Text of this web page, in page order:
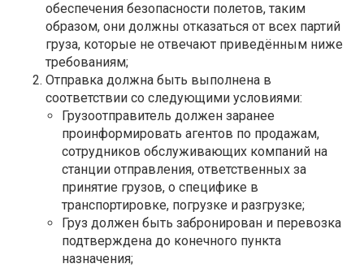
обеспечения безопасности полетов, таким
образом, они должны отказаться от всех партий
груза, которые не отвечают приведённым ниже
требованиям;
Отправка должна быть выполнена в
соответствии со следующими условиями:
Грузоотправитель должен заранее
проинформировать агентов по продажам,
сотрудников обслуживающих компаний на
станции отправления, ответственных за
принятие грузов, о специфике в
транспортировке, погрузке и разгрузке;
Груз должен быть забронирован и перевозка
подтверждена до конечного пункта
назначения;